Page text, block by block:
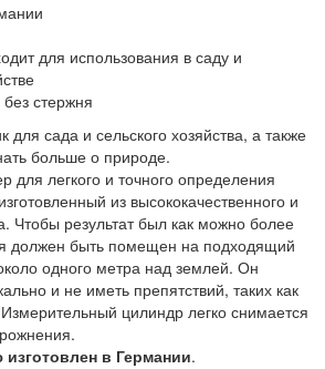
для использования в саду и
стержня
сада и сельского хозяйства, а также
больше о природе.
для легкого и точного определения
из высококачественного и
Чтобы результат был как можно более
должен быть помещен на подходящий
одного метра над землей. Он
и не иметь препятствий, таких как
цилиндр легко снимается
в Германии.